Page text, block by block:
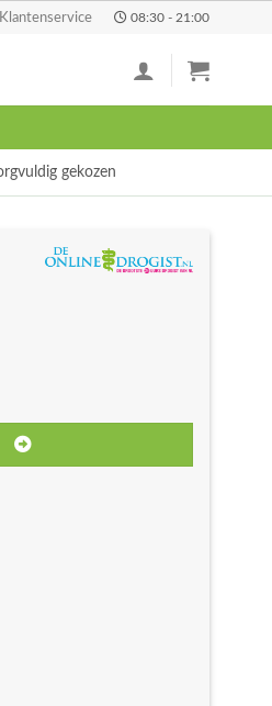
Klantenservice 08:30 - 21:00
gekozen